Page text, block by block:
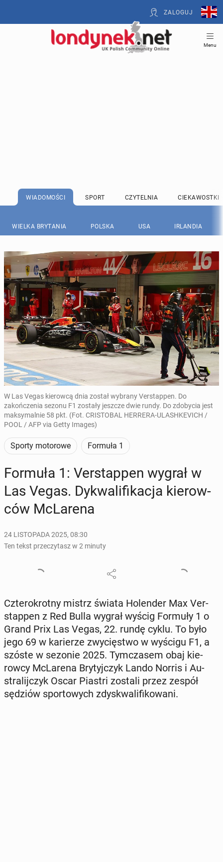
ZALOGUJ
Menu
WIADOMOŚCI SPORT CZYTELNIA CIEKAWOSTKI
WIELKA BRYTANIA POLSKA USA IRLANDIA
W Las Vegas kierowcą dnia został wybrany Verstappen. Do
zakończenia sezonu F1 zostały jeszcze dwie rundy. Do zdobycia jest
maksymalnie 58 pkt. (Fot. CRISTOBAL HERRERA-ULASHKEVICH /
POOL / AFP via Getty Images)
Sporty motorowe Formuła 1
Formuła 1: Ver­stap­pen wygrał w
Las Vegas. Dy­kwa­li­fi­ka­cja kie­row­
ców McLa­re­na
24 LISTOPADA 2025, 08:30
Ten tekst przeczytasz w 2 minuty
Czte­ro­krot­ny mistrz świata Ho­len­der Max Ver­
stap­pen z Red Bulla wygrał wyścig Formuły 1 o
Grand Prix Las Vegas, 22. rundę cyklu. To było
jego 69 w ka­rie­rze zwy­cię­stwo w wyścigu F1, a
szóste w sezonie 2025. Tym­cza­sem obaj kie­
row­cy McLa­re­na Bry­tyj­czyk Lando Norris i Au­
stra­lij­czyk Oscar Piastri zostali przez zespół
sędziów spor­to­wych zdys­kwa­li­fi­ko­wa­ni.